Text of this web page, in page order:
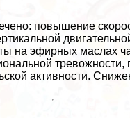
повышение
на эфирных маслах
тревожности,
активности.